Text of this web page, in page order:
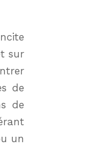
sur
de
de
un